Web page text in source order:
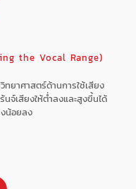
the Vocal Range)
ยาศาสตร์ด้านการใช้เสียง
จ์เสียงให้ต่ำลงและสูงขึ้นได้
น้อยลง